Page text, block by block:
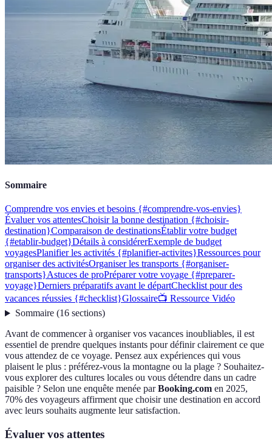
Sommaire
Comprendre vos envies et besoins {#comprendre-vos-envies}
Évaluer vos attentesChoisir la bonne destination {#choisir-
destination}Comparaison de destinationsÉtablir votre budget
{#etablir-budget}Détails à considérerExemple de budget
voyagesPlanifier les activités {#planifier-activites}Ressources pour
organiser des activitésOrganiser les transports {#organiser-
transports}Astuces de proPréparer votre voyage {#preparer-
voyage}Derniers préparatifs avant le départChecklist pour des
vacances réussies {#checklist}Glossaire📺 Ressource Vidéo
Sommaire(16 sections)
Avant de commencer à organiser vos vacances inoubliables, il est
essentiel de prendre quelques instants pour définir clairement ce que
vous attendez de ce voyage. Pensez aux expériences qui vous
plaisent le plus : préférez-vous la montagne ou la plage ? Souhaitez-
vous explorer des cultures locales ou vous détendre dans un cadre
paisible ? Selon une enquête menée parBooking.com en 2025,
70% des voyageurs affirment que choisir une destination en accord
avec leurs souhaits augmente leur satisfaction.
Évaluer vos attentes